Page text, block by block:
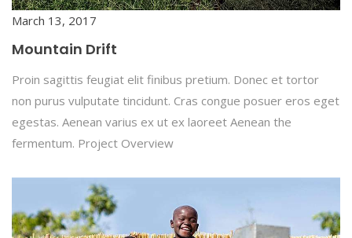
March 13, 2017
Mountain Drift
Proin sagittis feugiat elit finibus pretium. Donec et tortor
non purus vulputate tincidunt. Cras congue posuer eros eget
egestas. Aenean varius ex ut ex laoreet Aenean the
fermentum. Project Overview